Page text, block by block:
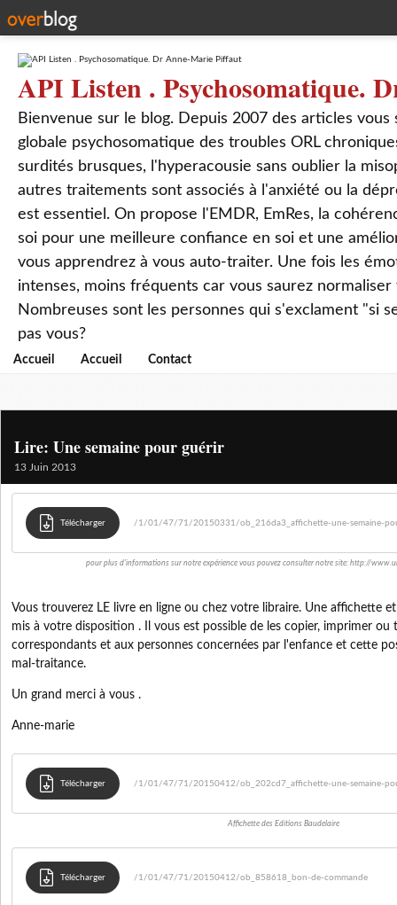
API Listen . Psychosomatique.
Bienvenue sur le blog. Depuis 2007 des articles
globale psychosomatique des troubles ORL
surdités brusques, l'hyperacousie sans oublier la
autres traitements sont associés à l'anxiété ou la
est essentiel. On propose l'EMDR, EmRes, la
soi pour une meilleure confiance en soi et une
vous apprendrez à vous auto-traiter. Une fois les
intenses, moins fréquents car vous saurez
Nombreuses sont les personnes qui s'exclament "si
pas vous?
Accueil Accueil Contact
Lire: Une semaine pour guérir
13 Juin 2013
Télécharger /1/01/47/71/20150331/ob_216da3_affichette-une-semaine-
pour plus d'informations sur notre expérience vous pouvez consulter notre site: http://
Vous trouverez LE livre en ligne ou chez votre libraire. Une affichette
mis à votre disposition . Il vous est possible de les copier, imprimer ou
correspondants et aux personnes concernées par l'enfance et cette
mal-traitance.
Un grand merci à vous .
Anne-marie
Télécharger /1/01/47/71/20150412/ob_202cd7_affichette-une-semaine-
Affichette des Editions Baudelaire
Télécharger /1/01/47/71/20150412/ob_858618_bon-de-commande